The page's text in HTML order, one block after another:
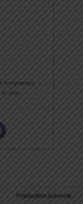
longtemps
le plus
Publication Suivante